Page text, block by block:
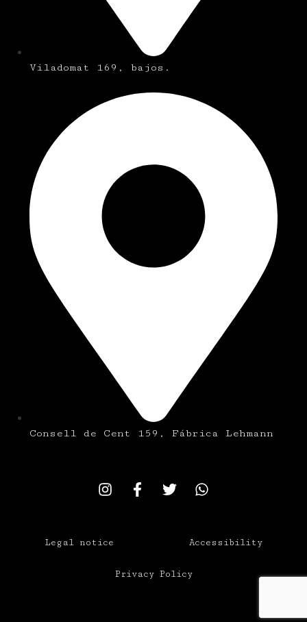
Viladomat 169, bajos.
Consell de Cent 159, Fábrica Lehmann
Legal notice Accessibility
Privacy Policy